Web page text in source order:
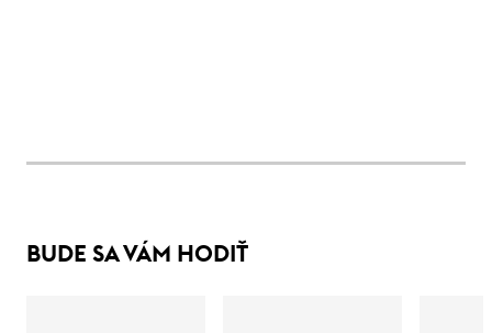
BUDE SA VÁM HODIŤ